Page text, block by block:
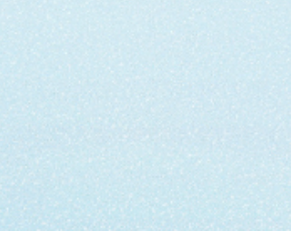
perde o controle. Isso traz descanso ao coração.